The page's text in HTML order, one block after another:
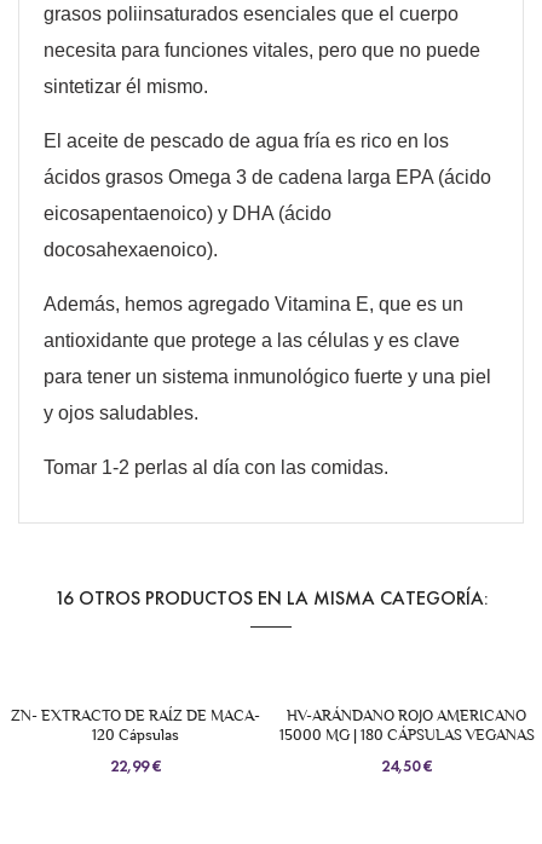
grasos poliinsaturados esenciales que el cuerpo
necesita para funciones vitales, pero que no puede
sintetizar él mismo.
El aceite de pescado de agua fría es rico en los
ácidos grasos Omega 3 de cadena larga EPA (ácido
eicosapentaenoico) y DHA (ácido
docosahexaenoico).
Además, hemos agregado Vitamina E, que es un
antioxidante que protege a las células y es clave
para tener un sistema inmunológico fuerte y una piel
y ojos saludables.
Tomar 1-2 perlas al día con las comidas.
16 OTROS PRODUCTOS EN LA MISMA CATEGORÍA:
ZN- EXTRACTO DE RAÍZ DE MACA-
120 Cápsulas
22,99 €
HV-ARÁNDANO ROJO AMERICANO
15000 MG | 180 CÁPSULAS VEGANAS
24,50 €